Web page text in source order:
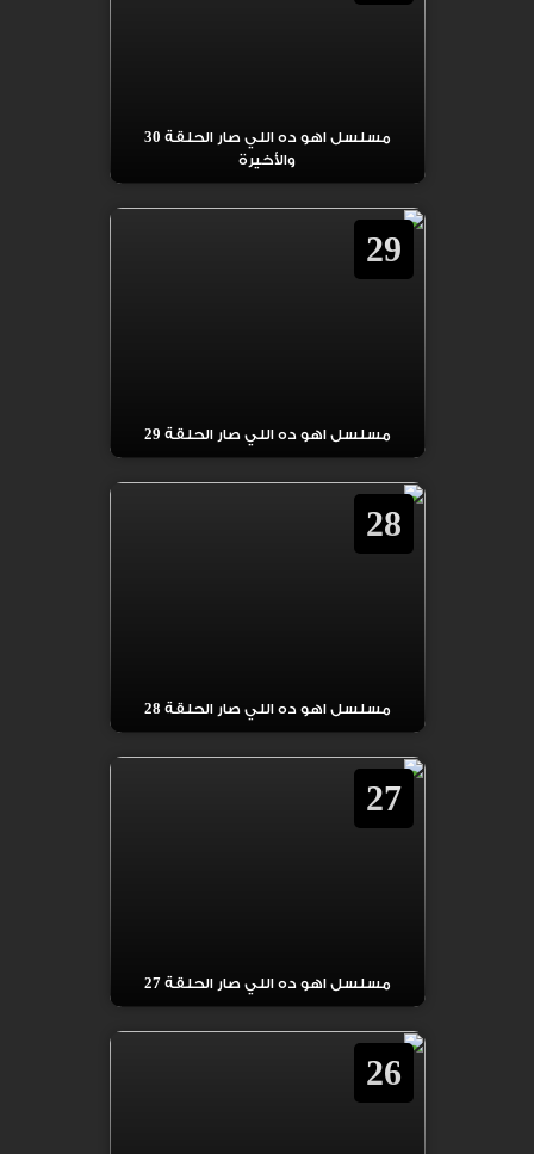
مسلسل اهو ده اللي صار الحلقة 30
والأخيرة
29
مسلسل اهو ده اللي صار الحلقة 29
28
مسلسل اهو ده اللي صار الحلقة 28
27
مسلسل اهو ده اللي صار الحلقة 27
26